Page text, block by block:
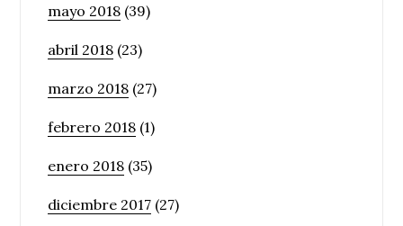
mayo 2018 (39)
abril 2018 (23)
marzo 2018 (27)
febrero 2018 (1)
enero 2018 (35)
diciembre 2017 (27)